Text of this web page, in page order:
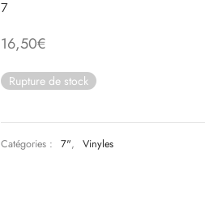
7
16,50€
Rupture de stock
Catégories : 7", Vinyles